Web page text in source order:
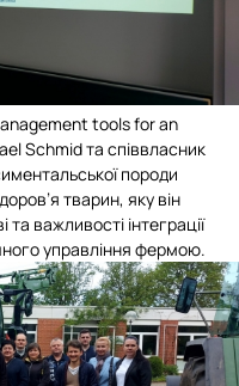
tools for an
Schmid та співвласник
породи
тварин, яку він
важливості інтеграції
управління фермою.